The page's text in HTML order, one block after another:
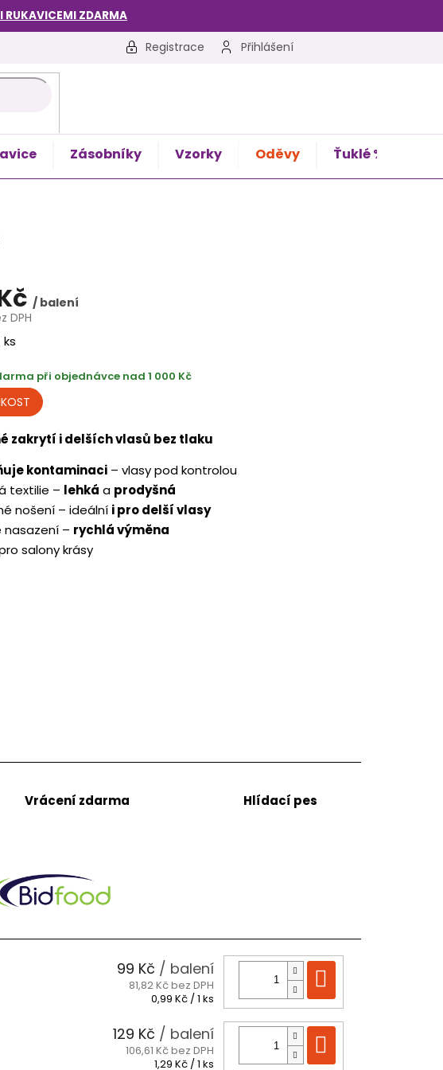
RUKAVICEMI ZDARMA
Registrace Přihlášení
Zásobníky Vzorky Oděvy Ťuklé %
/ balení
DPH
ks
při objednávce nad 1 000 Kč
zakrytí i delších vlasů bez tlaku
kontaminaci – vlasy pod kontrolou
textilie – lehká a prodyšná
nošení – ideální i pro delší vlasy
nasazení – rychlá výměna
salony krásy
Vrácení zdarma Hlídací pes
99 Kč / balení
81,82 Kč bez DPH
Měrná
0,99 Kč / 1 ks
129 Kč / balení
106,61 Kč bez DPH
Měrná
1,29 Kč / 1 ks